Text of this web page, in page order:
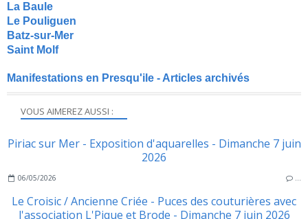
VOUS AIMEREZ AUSSI :
Piriac sur Mer - Exposition d'aquarelles - Dimanche 7 juin
2026
06/05/2026 …
Le Croisic / Ancienne Criée - Puces des couturières avec
l'association L'Pique et Brode - Dimanche 7 juin 2026
La Baule
Le Pouliguen
Batz-sur-Mer
Saint Molf
Manifestations en Presqu'ile - Articles archivés